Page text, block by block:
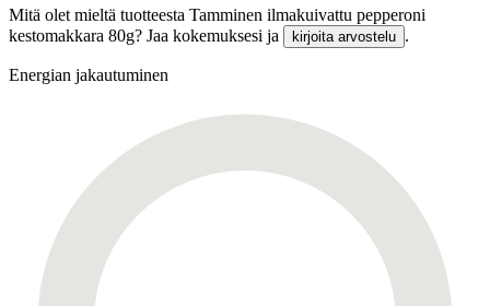
Mitä olet mieltä tuotteesta Tamminen ilmakuivattu pepperoni
kestomakkara 80g? Jaa kokemuksesi ja
kirjoita arvostelu .
Energian jakautuminen